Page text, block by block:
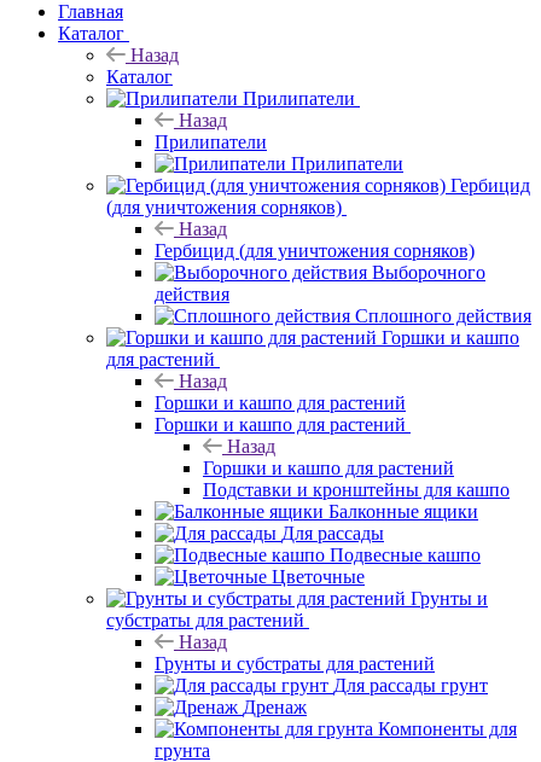
Главная
Каталог
Назад
Каталог
Прилипатели
Назад
Прилипатели
Прилипатели
Гербицид
(для уничтожения сорняков)
Назад
Гербицид (для уничтожения сорняков)
Выборочного
действия
Сплошного действия
Горшки и кашпо
для растений
Назад
Горшки и кашпо для растений
Горшки и кашпо для растений
Назад
Горшки и кашпо для растений
Подставки и кронштейны для кашпо
Балконные ящики
Для рассады
Подвесные кашпо
Цветочные
Грунты и
субстраты для растений
Назад
Грунты и субстраты для растений
Для рассады грунт
Дренаж
Компоненты для
грунта